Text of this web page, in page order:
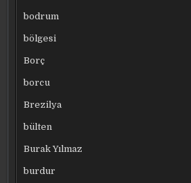
bodrum
bölgesi
Borç
borcu
Brezilya
bülten
Burak Yılmaz
burdur